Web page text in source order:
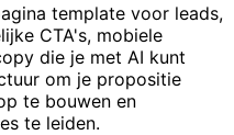
template voor leads,
CTA's, mobiele
die je met AI kunt
om je propositie
te bouwen en
te leiden.